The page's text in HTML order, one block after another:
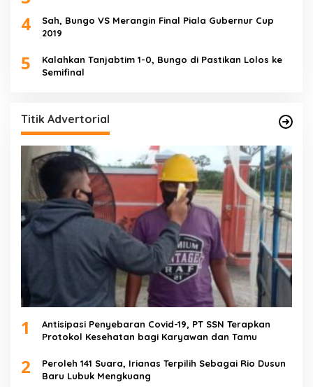
4
Sah, Bungo VS Merangin Final Piala Gubernur Cup
2019
5
Kalahkan Tanjabtim 1-0, Bungo di Pastikan Lolos ke
Semifinal
Titik Advertorial
1
Antisipasi Penyebaran Covid-19, PT SSN Terapkan
Protokol Kesehatan bagi Karyawan dan Tamu
2
Peroleh 141 Suara, Irianas Terpilih Sebagai Rio Dusun
Baru Lubuk Mengkuang